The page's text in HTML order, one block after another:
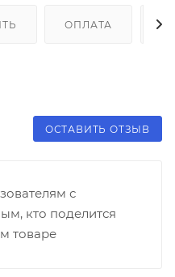
ОПЛАТА
ОСТАВИТЬ ОТЗЫВ
с
кто поделится
товаре